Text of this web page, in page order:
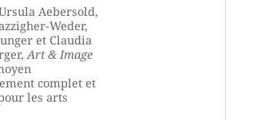
Aebersold,
Weder,
et Claudia
Art & Image
complet et
les arts